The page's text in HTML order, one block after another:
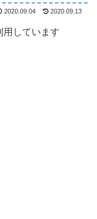
2020.09.04 2020.09.13
しています